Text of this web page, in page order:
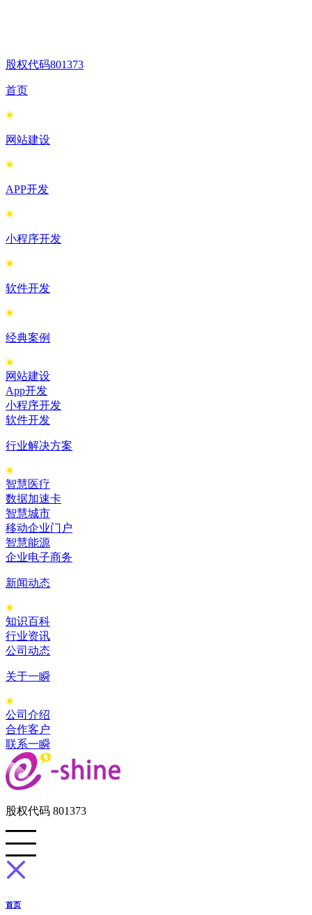
股权代码801373
首页
网站建设
APP开发
小程序开发
软件开发
经典案例
网站建设
App开发
小程序开发
软件开发
行业解决方案
智慧医疗
数据加速卡
智慧城市
移动企业门户
智慧能源
企业电子商务
新闻动态
知识百科
行业资讯
公司动态
关于一瞬
公司介绍
合作客户
联系一瞬
股权代码 801373
首页